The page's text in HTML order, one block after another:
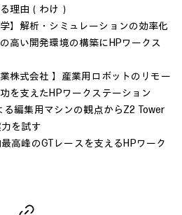
理由（わけ）
】解析・シミュレーションの効率化
高い開発環境の構築にHPワークス
株式会社 】産業用ロボットのリモー
を支えたHPワークステーション
編集用マシンの観点からZ2 Tower
を試す
高峰のGTレースを支えるHPワーク